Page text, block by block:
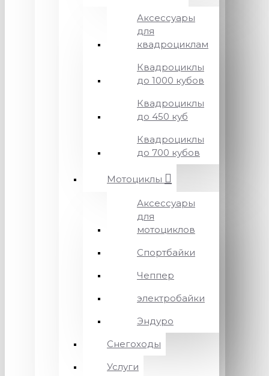
Аксессуары
для
квадроциклам
Квадроциклы
до 1000 кубов
Квадроциклы
до 450 куб
Квадроциклы
до 700 кубов
Мотоциклы
Аксессуары
для
мотоциклов
Спортбайки
Чеппер
электробайки
Эндуро
Снегоходы
Услуги